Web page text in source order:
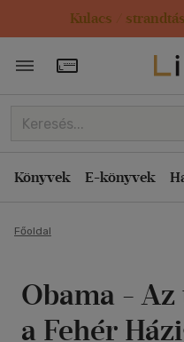
Kulacs /
Törzsvásárlói
Könyvek E-könyvek
Főoldal
Obama -
a Fehér